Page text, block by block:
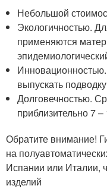
Небольшой
Экологичностью.
применяются
выпускать
Долговечностью.
приблизительно 7 –
Обратите внимание!
на
Испании или Италии,
изделий